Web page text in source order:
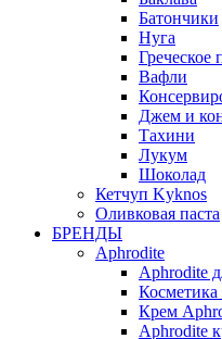
Батончики
Нуга
Греческое
Вафли
Джем и
Тахини
Лукум
Шоколад
Кетчуп Kyknos
Оливковая паста
БРЕНДЫ
Aphrodite
Aphrodite
Косметика
Крем
Aphrodite